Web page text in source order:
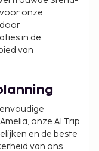
onze
in de
van
onze AI Trip
en de beste
van ons